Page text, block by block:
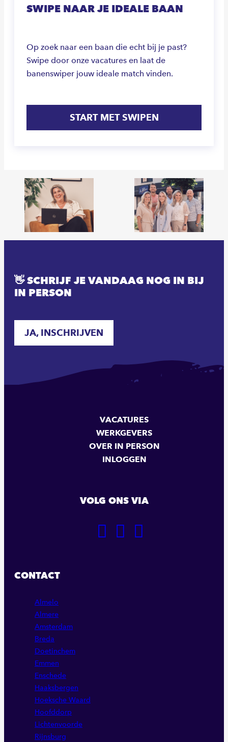
SWIPE NAAR JE IDEALE BAAN
Op zoek naar een baan die echt bij je past?
Swipe door onze vacatures en laat de
banenswiper jouw ideale match vinden.
START MET SWIPEN
👋 SCHRIJF JE VANDAAG NOG IN BIJ
IN PERSON
JA, INSCHRIJVEN
VACATURES
WERKGEVERS
OVER IN PERSON
INLOGGEN
VOLG ONS VIA
CONTACT
Almelo
Almere
Amsterdam
Breda
Doetinchem
Emmen
Enschede
Haaksbergen
Hoeksche Waard
Hoofddorp
Lichtenvoorde
Rijnsburg